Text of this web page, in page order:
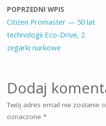
POPRZEDNI WPIS
Citizen Promaster — 50 lat
technologii Eco-Drive, 2
zegarki nurkowe
Dodaj
Twój adres email nie zostanie
oznaczone *